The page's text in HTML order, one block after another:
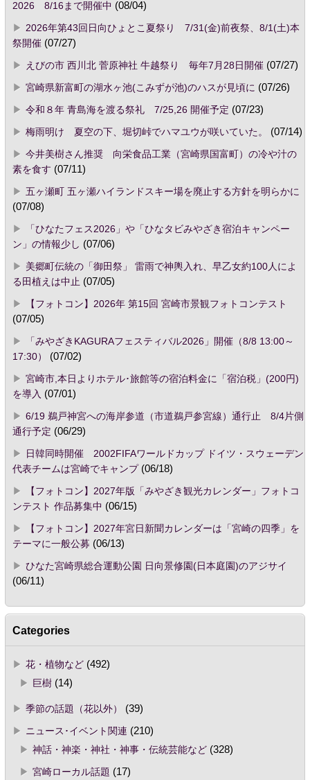
2026 8/16まで開催中 (08/04)
2026年第43回日向ひょとこ夏祭り 7/31(金)前夜祭、8/1(土)本
祭開催(07/27)
えびの市 西川北 菅原神社 牛越祭り 毎年7月28日開催(07/27)
宮崎県新富町の湖水ヶ池(こみずが池)のハスが見頃に (07/26)
令和８年 青島海を渡る祭礼 7/25,26 開催予定 (07/23)
梅雨明け 夏空の下、堀切峠でハマユウが咲いていた。
(07/14)
今井美樹さん推奨 向栄食品工業（宮崎県国富町）の冷や汁の
素を食す (07/11)
五ヶ瀬町 五ヶ瀬ハイランドスキー場を廃止する方針を明らかに
(07/08)
「ひなたフェス2026」や「ひなタビみやざき宿泊キャンペー
ン」の情報少し (07/06)
美郷町伝統の「御田祭」 雷雨で神輿入れ、早乙女約100人によ
る田植えは中止 (07/05)
【フォトコン】2026年 第15回 宮崎市景観フォトコンテスト
(07/05)
「みやざきKAGURAフェスティバル2026」開催（8/8 13:00～
17:30）
(07/02)
宮崎市,本日よりホテル･旅館等の宿泊料金に「宿泊税」(200円)
を導入 (07/01)
6/19 鵜戸神宮への海岸参道（市道鵜戸参宮線）通行止 8/4片側
通行予定 (06/29)
日韓同時開催 2002FIFAワールドカップ ドイツ・スウェーデン
代表チームは宮崎でキャンプ(06/18)
【フォトコン】2027年版「みやざき観光カレンダー」フォトコ
ンテスト 作品募集中 (06/15)
【フォトコン】2027年宮日新聞カレンダーは「宮崎の四季」を
テーマに一般公募 (06/13)
ひなた宮崎県総合運動公園 日向景修園(日本庭園)のアジサイ
(06/11)
Categories
花・植物など(492)
巨樹(14)
季節の話題（花以外）
(39)
ニュース･イベント関連 (210)
神話・神楽・神社・神事・伝統芸能など(328)
宮崎ローカル話題 (17)